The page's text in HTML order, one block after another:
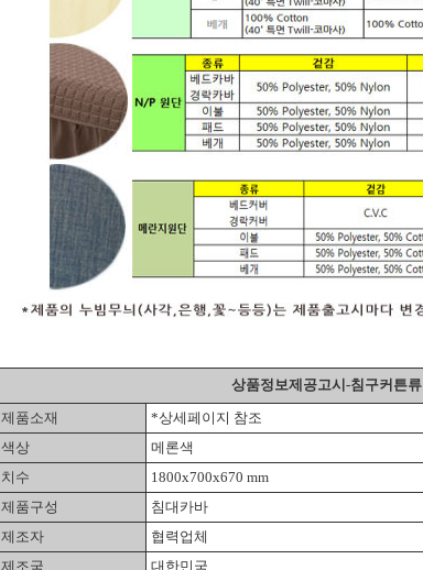
상품정보제공고시-침구커튼류
제품소재
*상세페이지 참조
색상
메론색
치수
1800x700x670 mm
제품구성
침대카바
제조자
협력업체
제조국
대한민국